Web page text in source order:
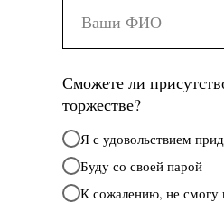
Сможете ли
торжестве?
Я с удовольствием
Буду со своей парой
К сожалению, не смогу